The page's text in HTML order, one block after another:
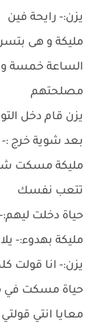
يزن:- رايحة فين
مليكة و هى
الساعة خمسة
مصلحتهم
يزن قام دخل
بعد شوية خرج
مليكة مسكت
تتعب نفسك
حياة دخلت ليهم:-
مليكة بهدوء:- يلا
يزن:- انا قولت
حياة مسكت في
معايا انتي